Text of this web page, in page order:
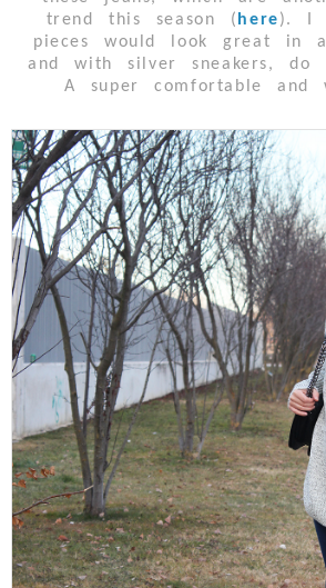
trend this season ( here). I
pieces would look great in
and with silver sneakers, do
A super comfortable and